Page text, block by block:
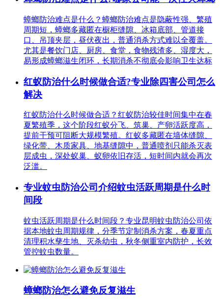
蟑螂防治难点是什么？蟑螂防治难点是隐蔽性强、繁殖
周期短，蟑螂多藏匿在橱柜缝隙、冰箱底部、管道接
口、吊顶夹层，昼伏夜出，普通消杀方式难以全覆盖。
尤其是餐饮门店、厨房、食堂，食物残渣多、湿度大，
易形成蟑螂滋生闭环，长期消杀不彻底会影响卫生达标
红蚁防治什么时候做合适?专业除四害公司怎么
解决
红蚁防治什么时候做合适？红蚁防治较佳时间集中在春
夏繁殖季，这个阶段红蚁分飞、筑巢、产卵活跃度高，
提前干预可阻断大规模繁殖。红蚁多藏匿在墙体缝隙、
绿化带、木质家具、地基缝隙中，普通喷剂只能杀灭表
层成虫，深处蚁巢、蚁卵依旧存活，短时间内就会再次
泛滥。
专业蚊虫防治公司介绍蚊虫活跃周期是什么时
间段
蚊虫活跃周期是什么时间段？专业昆明蚊虫防治公司依
据本地蚊虫周期规律，分季节定制消杀方案，春夏重点
清理积水孳生地、灭杀幼虫，秋冬侧重室内防护，长效
管控蚊虫数量。
蟑螂防治怎么避免反复滋生